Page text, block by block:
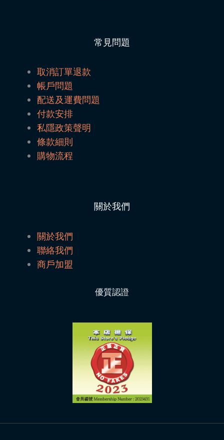
常見問題
取消訂單退款
帳戶問題
配送及運費問題
付款安排
私隱政策聲明
條款細則
購物流程
關於我們
關於我們
聯絡我們
商戶加盟
優質認證